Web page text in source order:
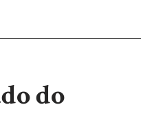
do